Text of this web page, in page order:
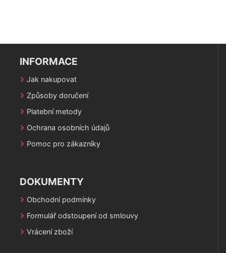
INFORMACE
Jak nakupovat
Způsoby doručení
Platební metody
Ochrana osobních údajů
Pomoc pro zákazníky
DOKUMENTY
Obchodní podmínky
Formulář odstoupení od smlouvy
Vrácení zboží